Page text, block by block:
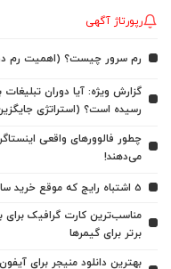
رپورتاژ آگهی
رم سرور چیست؟ (اهمیت رم
گزارش ویژه: آیا دوران
رسیده است؟ (استراتژی
چطور فالوورهای واقعی
می‌دهند!
5 اشتباه رایج که موقع خرید ساعت هوشمند طرح اپل واچ نباید انجام بدید!
برتر برای گیمرها
بهترین دانلود منیجر برای